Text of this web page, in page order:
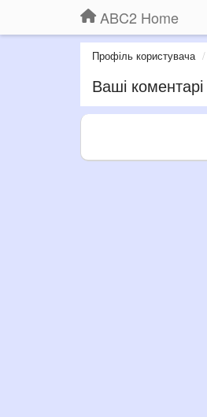
ABC2 Home
Профіль користувача
Ваші коментарі